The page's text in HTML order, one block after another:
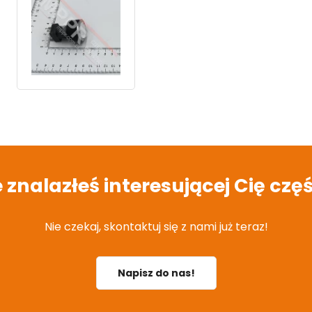
znalazłeś interesującej Cię
Nie czekaj, skontaktuj się z nami już teraz!
Napisz do nas!